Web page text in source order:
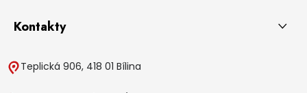
Kontakty
Teplická 906, 418 01 Bílina